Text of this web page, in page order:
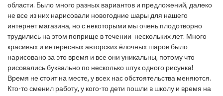
области. Было много разных вариантов и предложений, далеко
не все из них нарисовали новогодние шары для нашего
интернет магазина, но с некоторыми мы очень плодотворно
трудились на этом поприще в течении нескольких лет. Много
красивых и интересных авторских ёлочных шаров было
нарисовано за это время и все они уникальны, потому что
рисовались буквально по несколько штук одного рисунка!
Время не стоит на месте, у всех нас обстоятельства меняются.
Кто-то сменил работу, у кого-то дети пошли в школу и время на